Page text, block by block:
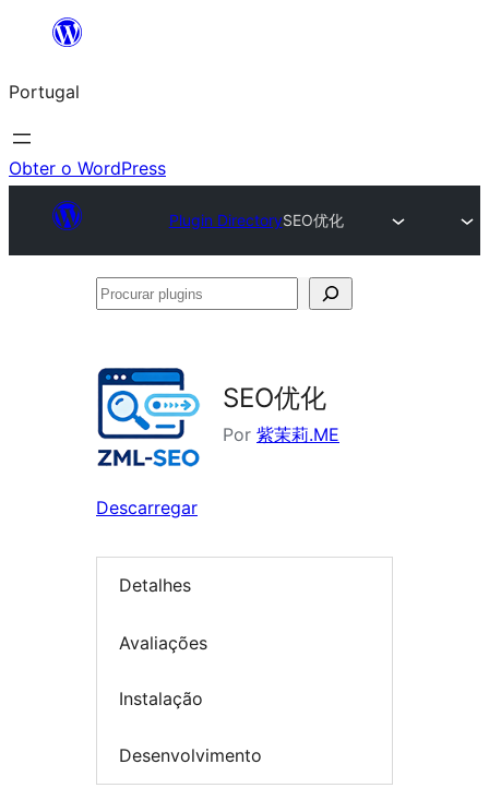
Saltar
o
conteúdo
Portugal
Obter o WordPress
Plugin DirectorySEO优化
Procurar
SEO优化
Por 紫茉莉.ME
Descarregar
Detalhes
Avaliações
Instalação
Desenvolvimento